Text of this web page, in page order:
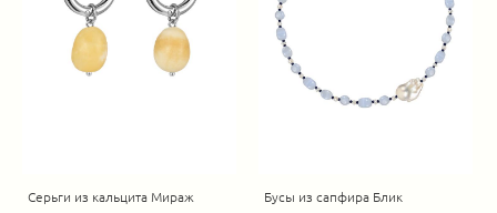
Серьги из кальцита Мираж
Бусы из сапфира Блик